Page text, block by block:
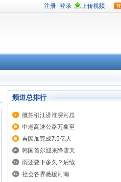
频道总排行
航拍引江济淮淠河总
中老高速公路万象至
吉因加完成7.5亿人
韩国首尔迎来降雪天
雨还要下多久？后续
社会各界驰援河南